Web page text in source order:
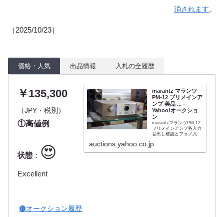
消されます。
（2025/10/23）
価格・人気 出品情報 入札の全履歴
￥135,300
（JPY・税別）
①高値例
状態 ： 😍
Excellent
🟤オークション履歴
marantz マランツ
PM-12 プリメインア
ンプ 美品 ... -
Yahoo!オークショ
ン
marantzマランツPM-12
プリメインアンプ各入力
音出し確認とフォノ入力
ジ接続(SETUPで切替）
auctions.yahoo.co.jp